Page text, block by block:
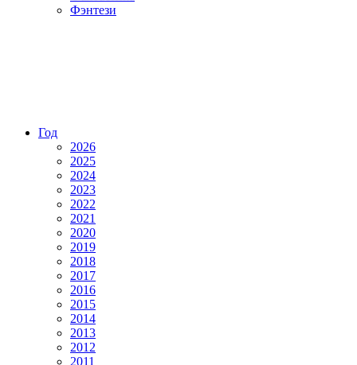
Фэнтези
Год
2026
2025
2024
2023
2022
2021
2020
2019
2018
2017
2016
2015
2014
2013
2012
2011